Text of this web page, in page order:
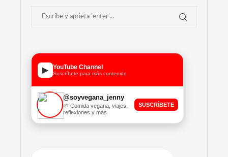
▶ YouTube Channel
Suscríbete para más contenido
@soyvegana_jenny
🌱 Comida vegana, viajes,
reflexiones y más
SUSCRÍBETE